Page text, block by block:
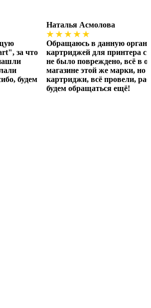
за что
будем
Наталья Асмолова
★ ★ ★ ★ ★
Обращаюсь в данную
картриджей для принтера с
не было повреждено, всё в
магазине этой же марки, но
картриджи, всё провели,
будем обращаться ещё!